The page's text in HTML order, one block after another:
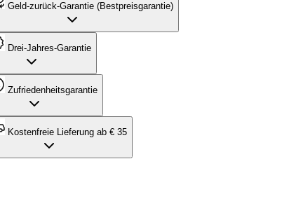
Geld-zurück-Garantie (Bestpreisgarantie)
Drei-Jahres-Garantie
Zufriedenheitsgarantie
Kostenfreie Lieferung ab € 35